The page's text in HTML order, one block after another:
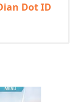
Dot ID